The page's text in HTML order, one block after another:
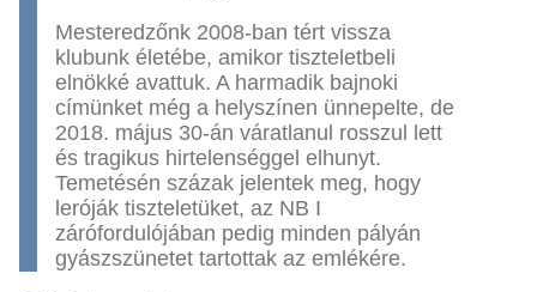
Mesteredzőnk 2008-ban tért vissza
klubunk életébe, amikor tiszteletbeli
elnökké avattuk. A harmadik bajnoki
címünket még a helyszínen ünnepelte, de
2018. május 30-án váratlanul rosszul lett
és tragikus hirtelenséggel elhunyt.
Temetésén százak jelentek meg, hogy
leróják tiszteletüket, az NB I
zárófordulójában pedig minden pályán
gyászszünetet tartottak az emlékére.